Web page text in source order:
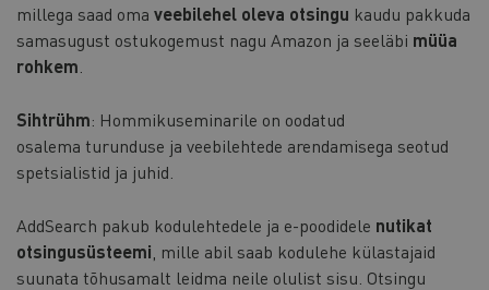
millega saad oma veebilehel oleva otsingu kaudu pakkuda
samasugust ostukogemust nagu Amazon ja seeläbi müüa
rohkem
Sihtrühm: Hommikuseminarile on oodatud
osalema turunduse ja veebilehtede arendamisega seotud
spetsialistid ja juhid.
AddSearch pakub kodulehtedele ja e-poodidele nutikat
otsingusüsteemi , mille abil saab kodulehe külastajaid
suunata tõhusamalt leidma neile olulist sisu. Otsingu